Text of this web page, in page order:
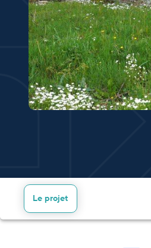
Le projet